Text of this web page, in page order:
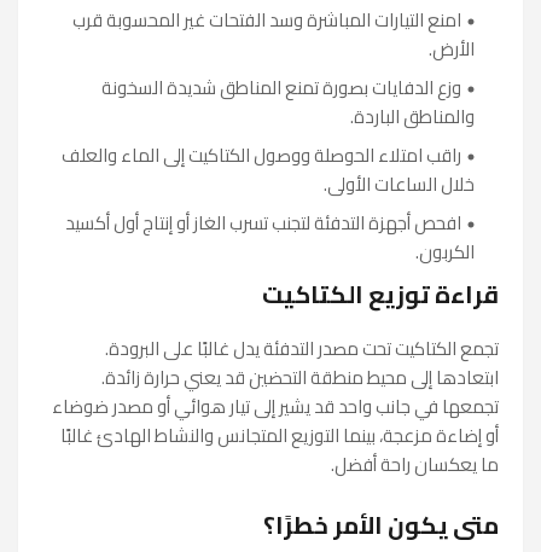
امنع التيارات المباشرة وسد الفتحات غير المحسوبة قرب
الأرض.
وزع الدفايات بصورة تمنع المناطق شديدة السخونة
والمناطق الباردة.
راقب امتلاء الحوصلة ووصول الكتاكيت إلى الماء والعلف
خلال الساعات الأولى.
افحص أجهزة التدفئة لتجنب تسرب الغاز أو إنتاج أول أكسيد
الكربون.
قراءة توزيع الكتاكيت
تجمع الكتاكيت تحت مصدر التدفئة يدل غالبًا على البرودة.
ابتعادها إلى محيط منطقة التحضين قد يعني حرارة زائدة.
تجمعها في جانب واحد قد يشير إلى تيار هوائي أو مصدر ضوضاء
أو إضاءة مزعجة، بينما التوزيع المتجانس والنشاط الهادئ غالبًا
ما يعكسان راحة أفضل.
متى يكون الأمر خطرًا؟